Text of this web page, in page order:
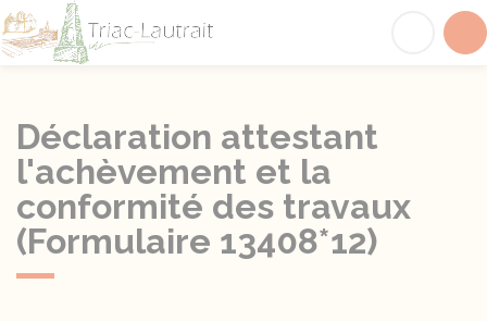
Déclaration attestant
l'achèvement et la
conformité des travaux
(Formulaire 13408*12)